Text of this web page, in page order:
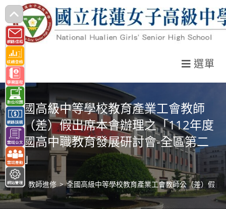
跳
轉
至
主
要
內
容
選單
全國高級中等學校教育產業工會教師
公（差）假出席本會辦理之「112年度
全國高中職教育發展研討會-全區第二
場」
> 教師進修 > 全國高級中等學校教育產業工會教師公（差）假